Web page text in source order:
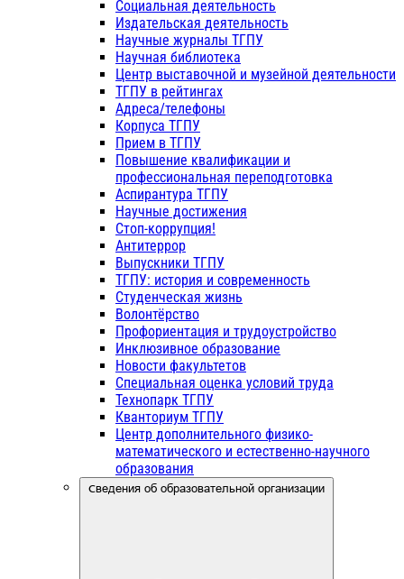
Социальная деятельность
Издательская деятельность
Научные журналы ТГПУ
Научная библиотека
Центр выставочной и музейной деятельности
ТГПУ в рейтингах
Адреса/телефоны
Корпуса ТГПУ
Прием в ТГПУ
Повышение квалификации и
профессиональная переподготовка
Аспирантура ТГПУ
Научные достижения
Стоп-коррупция!
Антитеррор
Выпускники ТГПУ
ТГПУ: история и современность
Студенческая жизнь
Волонтёрство
Профориентация и трудоустройство
Инклюзивное образование
Новости факультетов
Специальная оценка условий труда
Технопарк ТГПУ
Кванториум ТГПУ
Центр дополнительного физико-
математического и естественно-научного
образования
Сведения об образовательной организации